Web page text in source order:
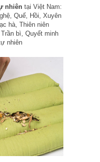
nhiên tại Việt Nam:
Quế, Hồi, Xuyên
hà, Thiên niên
bì, Quyết minh
nhiên